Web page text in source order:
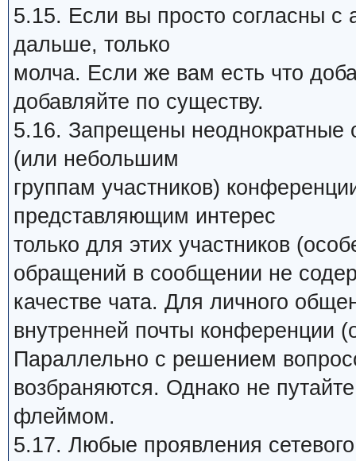
5.15. Если вы просто согласны с
дальше, только
молча. Если же вам есть что
добавляйте по существу.
5.16. Запрещены неоднократные
(или небольшим
группам участников)
представляющим интерес
только для этих участников
обращений в сообщении не
качестве чата. Для личного
внутренней почты конференции
Параллельно с решением
возбраняются. Однако не
флеймом.
5.17. Любые проявления